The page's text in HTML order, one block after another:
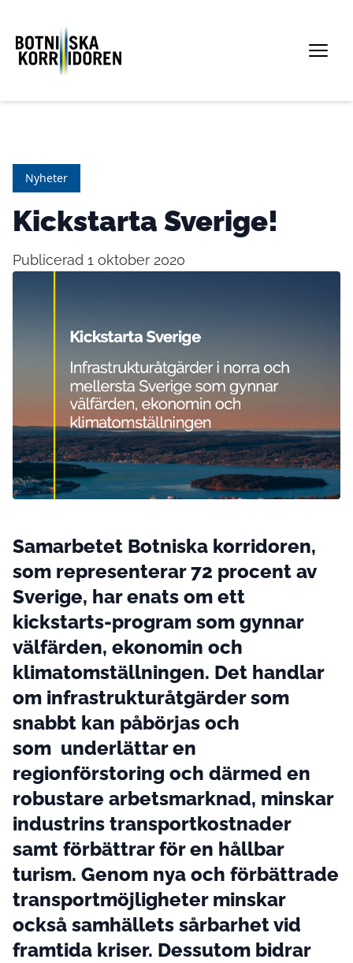
Nyheter
Kickstarta Sverige!
Publicerad 1 oktober 2020
Samarbetet Botniska korridoren,
som representerar 72 procent av
Sverige, har enats om ett
kickstarts-program som gynnar
välfärden, ekonomin och
klimatomställningen. Det handlar
om infrastrukturåtgärder som
snabbt kan påbörjas och
som underlättar en
regionförstoring och därmed en
robustare arbetsmarknad, minskar
industrins transportkostnader
samt förbättrar för en hållbar
turism. Genom nya och förbättrade
transportmöjligheter minskar
också samhällets sårbarhet vid
framtida kriser. Dessutom bidrar